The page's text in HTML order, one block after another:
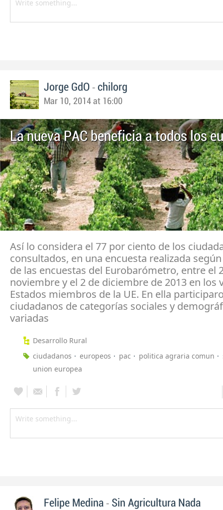
Jorge GdO - chilorg
Mar 10, 2014 at 16:00
La nueva PAC beneficia a todos los
Así lo considera el 77 por ciento de los
consultados, en una encuesta realizada
de las encuestas del Eurobarómetro, entre el
noviembre y el 2 de diciembre de 2013 en los
Estados miembros de la UE. En ella
ciudadanos de categorías sociales y
variadas
Desarrollo Rural
ciudadanos
europeos pac politica agraria comun
union europea
Felipe Medina - Sin Agricultura Nada